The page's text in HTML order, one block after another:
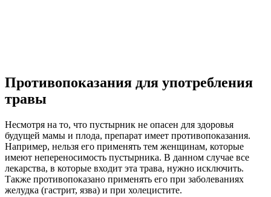
Противопоказания для употребления
травы
Несмотря на то, что пустырник не опасен для здоровья
будущей мамы и плода, препарат имеет противопоказания.
Например, нельзя его применять тем женщинам, которые
имеют непереносимость пустырника. В данном случае все
лекарства, в которые входит эта трава, нужно исключить.
Также противопоказано применять его при заболеваниях
желудка (гастрит, язва) и при холецистите.